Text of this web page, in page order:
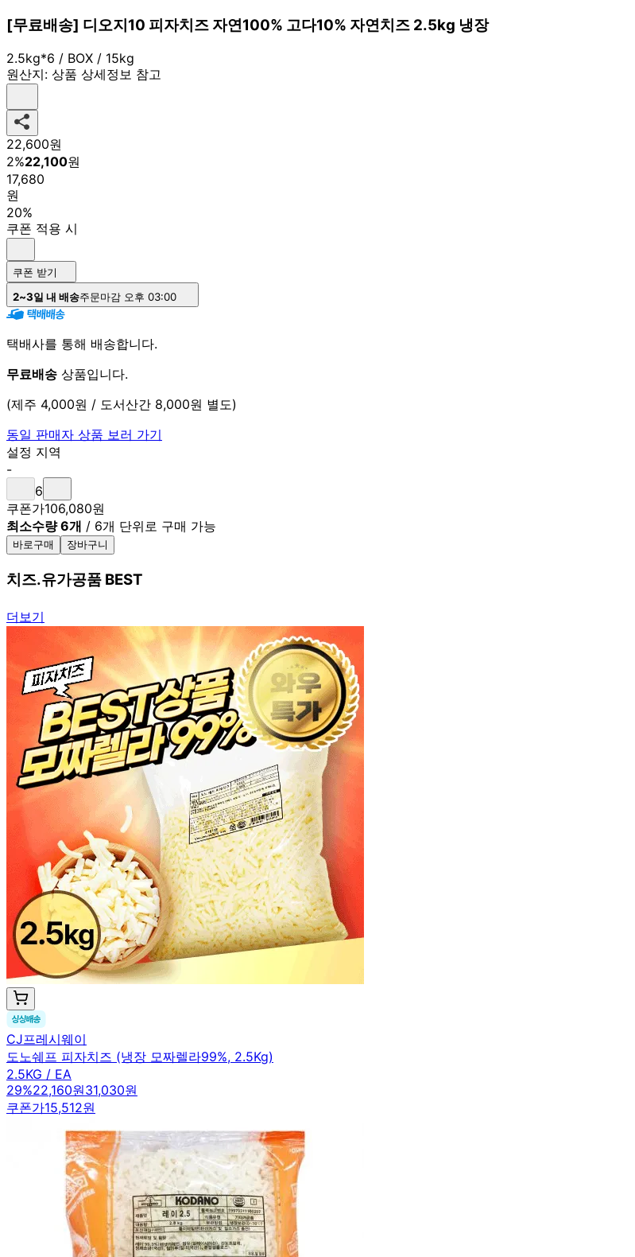
[무료배송] 디오지10 피자치즈 자연100% 고다10% 자연치즈 2.5kg 냉장
2.5kg*6 / BOX / 15kg
원산지: 상품 상세정보 참고
22,600원
2%22,100원
17,680
원
20%
쿠폰 적용 시
쿠폰 받기
2~3일 내 배송주문마감 오후 03:00
택배사를 통해 배송합니다.
무료배송 상품입니다.
(제주 4,000원 / 도서산간 8,000원 별도)
동일 판매자 상품 보러 가기
설정 지역
-
6
쿠폰가106,080원
최소수량 6개 / 6개 단위로 구매 가능
바로구매 장바구니
치즈.유가공품 BEST
더보기
CJ프레시웨이
도노쉐프 피자치즈 (냉장 모짜렐라99%, 2.5Kg)
2.5KG / EA
29%22,160원31,030원
쿠폰가15,512원